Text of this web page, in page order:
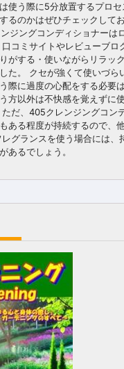
使う際に5分放置するプロ
るのかはぜひチェックして
ジングコンディショナーは
コミサイトやレビューブロ
がする・使いながらリラッ
た。 クセが強くて使いづら
際に過度の心配をする必要
方以外は不快感を覚えずに
だ、405クレンジングコン
ある程度が持続するので、
グランスを使う場合には、
あるでしょう。